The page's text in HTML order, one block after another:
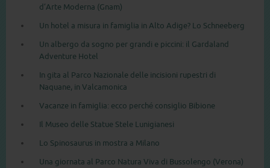
d’Arte Moderna (Gnam)
Un hotel a misura in famiglia in Alto Adige? Lo Schneeberg
Un albergo da sogno per grandi e piccini: il Gardaland
Adventure Hotel
In gita al Parco Nazionale delle incisioni rupestri di
Naquane, in Valcamonica
Vacanze in famiglia: ecco perché consiglio Bibione
Il Museo delle Statue Stele Lunigianesi
Lo Spinosaurus in mostra a Milano
Una giornata al Parco Natura Viva di Bussolengo (Verona)